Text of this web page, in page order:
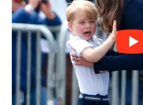
sakriti.
Pred vama je iznenađenje
Ljubavna poruka